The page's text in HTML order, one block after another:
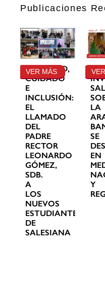
Publicaciones
GRATITUD,
CUIDADO
E
INCLUSIÓN:
EL
LLAMADO
DEL
PADRE
RECTOR
LEONARDO
GÓMEZ,
SDB.
A
LOS
NUEVOS
ESTUDIANTES
DE
SALESIANA
VER MÁS
LA
LA
SE
EN
Y